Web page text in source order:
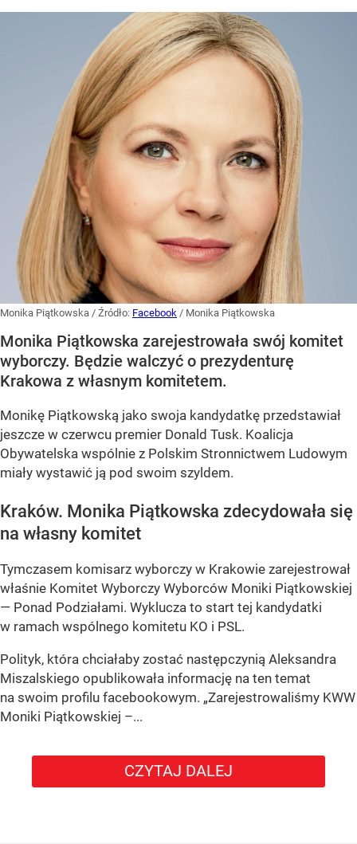
Monika Piątkowska / Źródło: Facebook / Monika Piątkowska
Monika Piątkowska zarejestrowała swój komitet
wyborczy. Będzie walczyć o prezydenturę
Krakowa z własnym komitetem.
Monikę Piątkowską jako swoja kandydatkę przedstawiał
jeszcze w czerwcu premier Donald Tusk. Koalicja
Obywatelska wspólnie z Polskim Stronnictwem Ludowym
miały wystawić ją pod swoim szyldem.
Kraków. Monika Piątkowska zdecydowała się
na własny komitet
Tymczasem komisarz wyborczy w Krakowie zarejestrował
właśnie Komitet Wyborczy Wyborców Moniki Piątkowskiej
— Ponad Podziałami. Wyklucza to start tej kandydatki
w ramach wspólnego komitetu KO i PSL.
Polityk, która chciałaby zostać następczynią Aleksandra
Miszalskiego opublikowała informację na ten temat
na swoim profilu facebookowym. „Zarejestrowaliśmy KWW
Moniki Piątkowskiej –...
CZYTAJ DALEJ